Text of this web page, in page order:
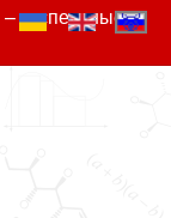
– экспертные